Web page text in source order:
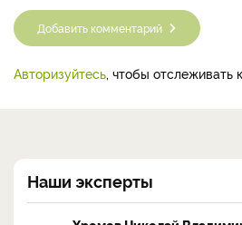
Добавить комментарий
Авторизуйтесь , чтобы отслеживать
Наши эксперты